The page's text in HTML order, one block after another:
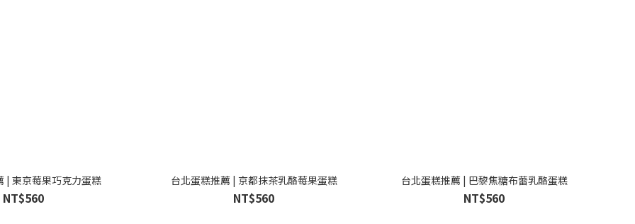
| 東京莓果巧克力蛋糕
NT$560
台北蛋糕推薦 | 京都抹茶乳酪莓果蛋糕
NT$560
台北蛋糕推薦 | 巴黎焦糖布蕾乳酪蛋糕
NT$560